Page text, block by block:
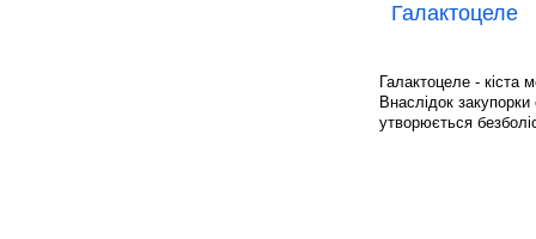
Галактоцеле
Галактоцеле - кіста
Внаслідок
утворюється